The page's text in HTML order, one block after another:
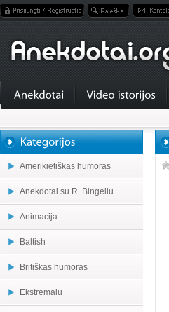
Amerikietiškas humoras
Anekdotai su R. Bingeliu
Animacija
Baltish
Britiškas humoras
Ekstremalu